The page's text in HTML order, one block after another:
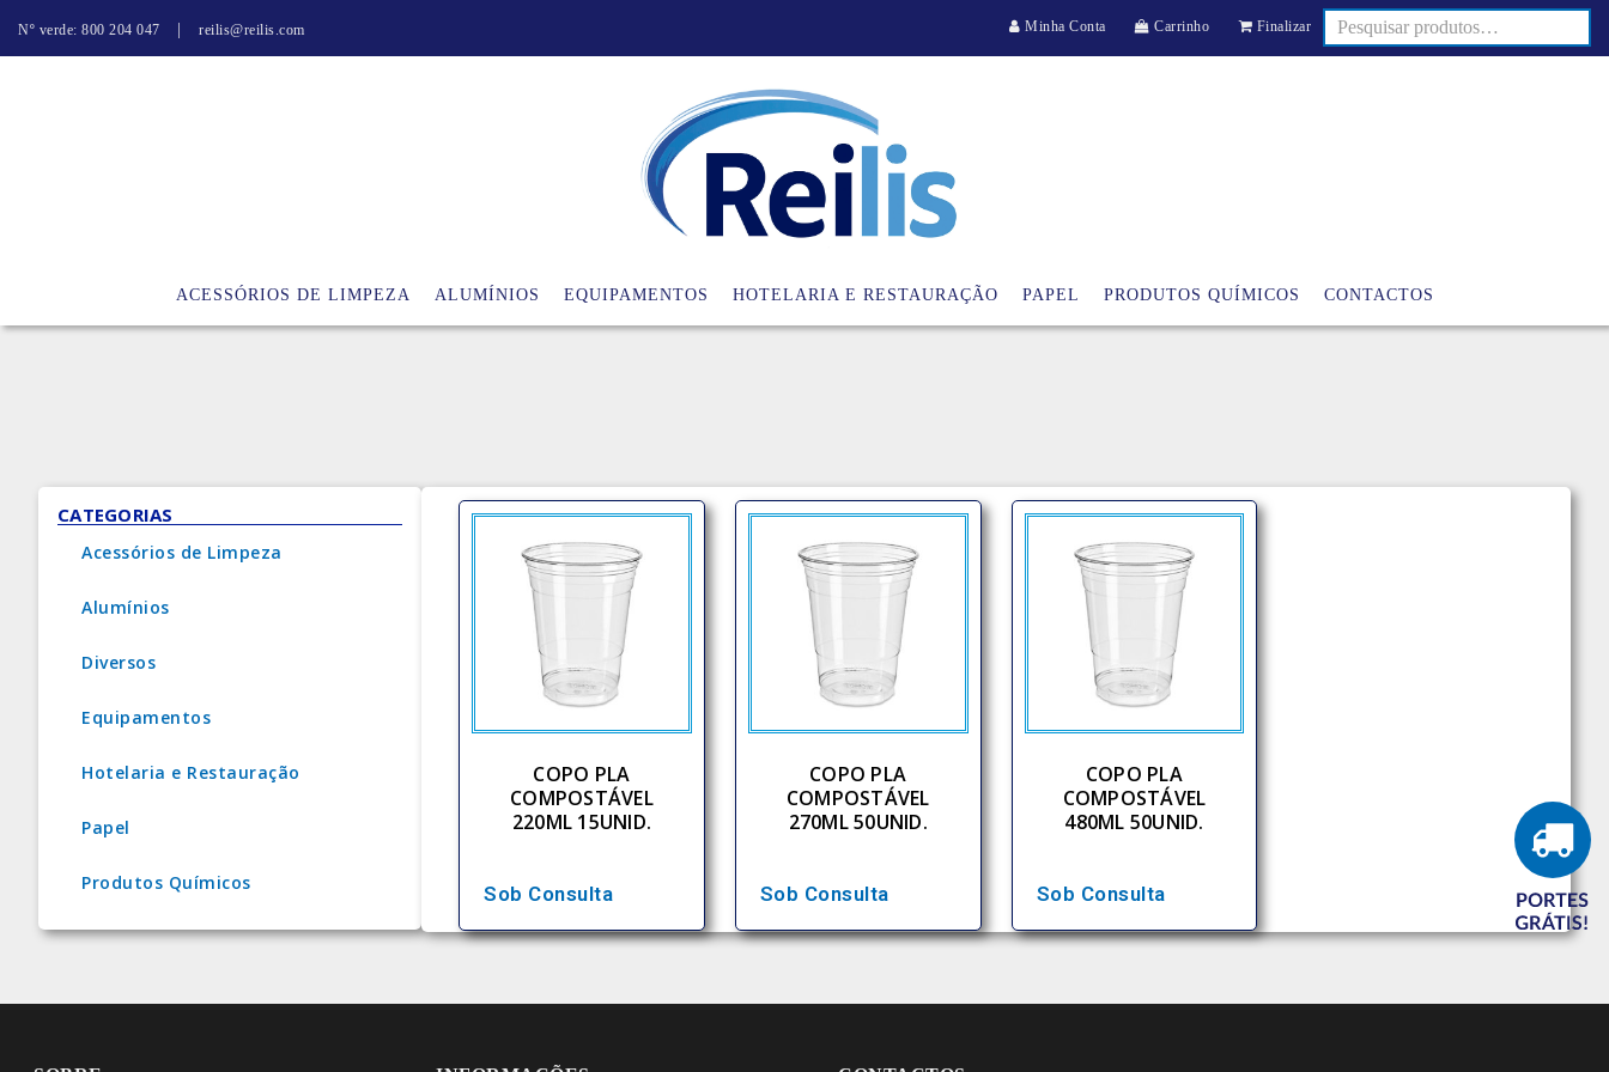
Nº verde: 800 204 047 reilis@reilis.com Minha Conta Carrinho Finalizar
ACESSÓRIOS DE LIMPEZA ALUMÍNIOS EQUIPAMENTOS HOTELARIA E RESTAURAÇÃO PAPEL PRODUTOS QUÍMICOS CONTACTOS
CATEGORIAS
Acessórios de Limpeza
Alumínios
Diversos
Equipamentos
Hotelaria e Restauração
Papel
Produtos Químicos
COPO PLA
COMPOSTÁVEL
220ML 15UNID.
Sob Consulta
COPO PLA
COMPOSTÁVEL
270ML 50UNID.
Sob Consulta
COPO PLA
COMPOSTÁVEL
480ML 50UNID.
Sob Consulta